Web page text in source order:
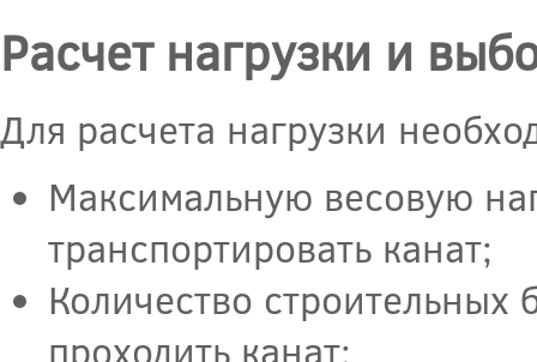
Расчет нагрузки и
Для расчета нагрузки
Максимальную весовую
транспортировать канат;
Количество строительных
проходить канат;